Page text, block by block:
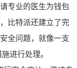
专业的医生为钱包
比特派还建立了完
全问题，就像一支
进行处理。